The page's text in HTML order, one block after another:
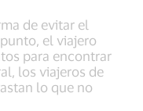
de evitar el
el viajero
para encontrar
los viajeros de
lo que no